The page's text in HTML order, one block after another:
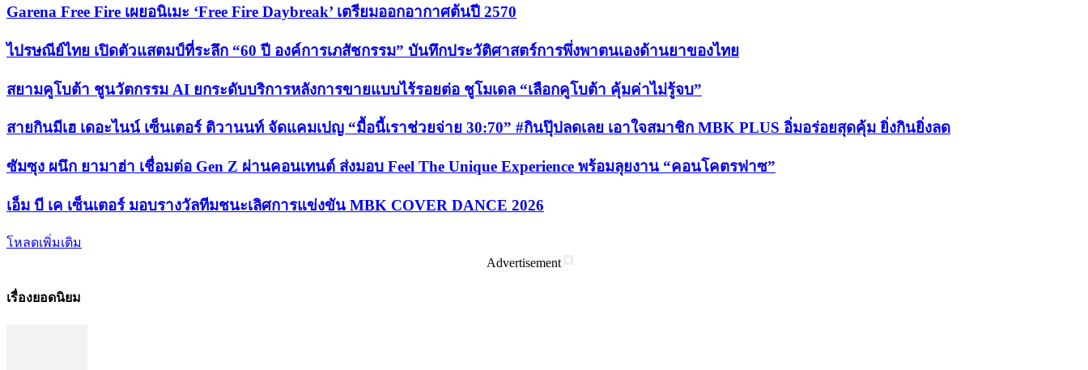
Garena Free Fire เผยอนิเมะ ‘Free Fire Daybreak’ เตรียมออกอากาศต้นปี 2570
ไปรษณีย์ไทย เปิดตัวแสตมป์ที่ระลึก “60 ปี องค์การเภสัชกรรม” บันทึกประวัติศาสตร์การพึ่งพาตนเองด้านยาของไทย
สยามคูโบต้า ชูนวัตกรรม AI ยกระดับบริการหลังการขายแบบไร้รอยต่อ ชูโมเดล “เลือกคูโบต้า คุ้มค่าไม่รู้จบ”
สายกินมีเฮ เดอะไนน์ เซ็นเตอร์ ติวานนท์ จัดแคมเปญ “มื้อนี้เราช่วยจ่าย 30:70” #กินปุ๊ปลดเลย เอาใจสมาชิก MBK PLUS อิ่มอร่อยสุดคุ้ม ยิ่งกินยิ่งลด
ซัมซุง ผนึก ยามาฮ่า เชื่อมต่อ Gen Z ผ่านคอนเทนต์ ส่งมอบ Feel The Unique Experience พร้อมลุยงาน “คอนโคตรฟาซ”
เอ็ม บี เค เซ็นเตอร์ มอบรางวัลทีมชนะเลิศการแข่งขัน MBK COVER DANCE 2026
โหลดเพิ่มเติม
Advertisement
เรื่องยอดนิยม